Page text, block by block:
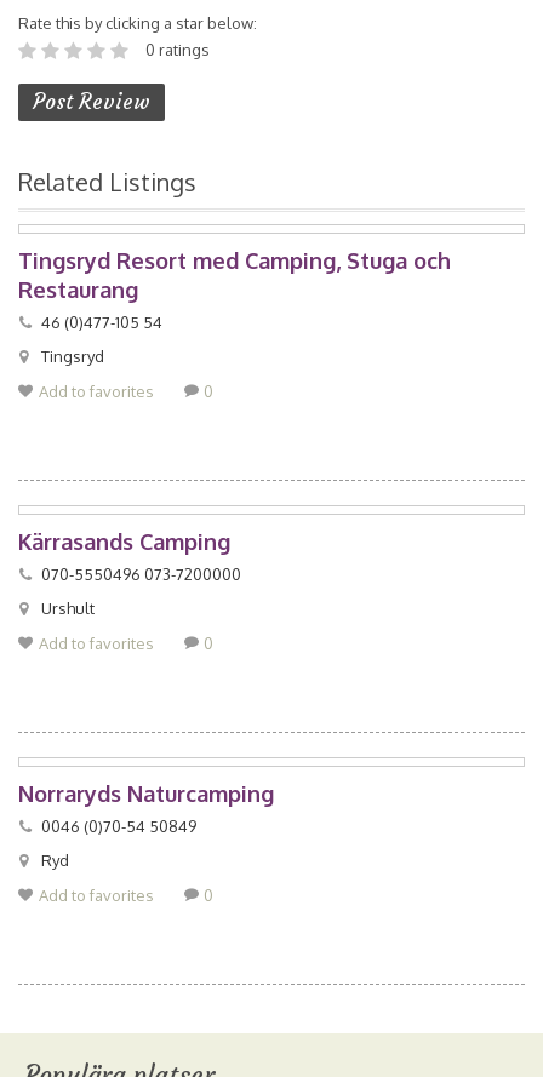
Rate this by clicking a star below:
0 ratings
Related Listings
Tingsryd Resort med Camping, Stuga och
Restaurang
46 (0)477-105 54
Tingsryd
Add to favorites
0
Kärrasands Camping
070-5550496 073-7200000
Urshult
Add to favorites
0
Norraryds Naturcamping
0046 (0)70-54 50849
Ryd
Add to favorites
0